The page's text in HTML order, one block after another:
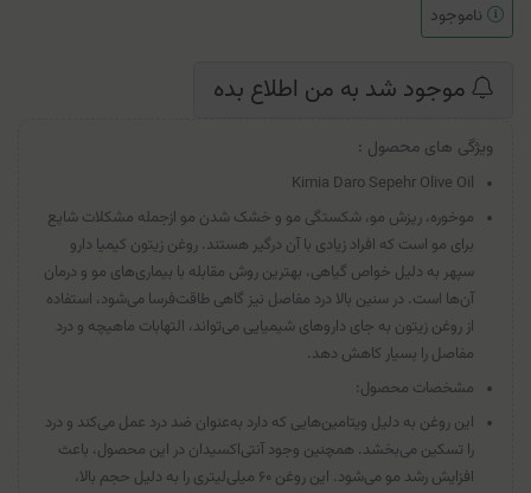
ناموجود
موجود شد به من اطلاع بده
ویژگی های محصول :
Kimia Daro Sepehr Olive Oil
موخوره، ریزش مو، شکستگی مو و خشک شدن مو ازجمله مشکلات شایع
برای مو است که افراد زیادی با آن درگیر هستند. روغن زیتون کیمیا دارو
سپهر به دلیل خواص گیاهی، بهترین روش مقابله با بیماری‌های مو و درمان
آن‌ها است. در سنین بالا درد مفاصل نیز گاهی طاقت‌فرسا می‌شود، استفاده
از روغن‌ زیتون به جای داروهای شیمیایی می‌تواند، التهابات ماهیچه و درد
مفاصل را بسیار کاهش دهد.
مشخصات محصول:
این روغن به دلیل ویتامین‌هایی که دارد به‌عنوان ضد درد عمل می‌کند و درد
را تسکین می‌بخشد. همچنین وجود آنتی‌اکسیدان در این محصول، باعث
افزایش رشد مو می‌شود. این روغن ۶۰ میلی‌لیتری را به دلیل حجم بالا،